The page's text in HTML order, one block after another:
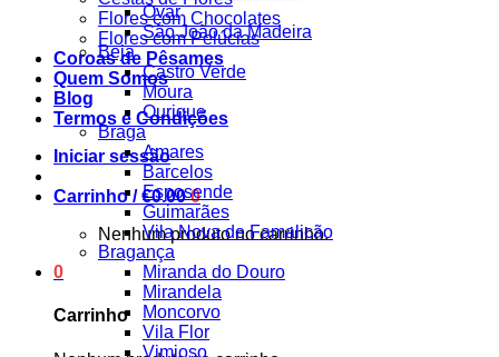
Flores com Chocolates
Flores com Pelúcias
Coroas de Pêsames
Quem Somos
Blog
Termos e Condições
Iniciar sessão
Carrinho /€0.00 0
Nenhum produto no carrinho.
0
Carrinho
Ovar
São João da Madeira
Beja
Castro Verde
Moura
Ourique
Braga
Amares
Barcelos
Esposende
Guimarães
Vila Nova de Famalicão
Bragança
Miranda do Douro
Mirandela
Moncorvo
Vila Flor
Vimioso